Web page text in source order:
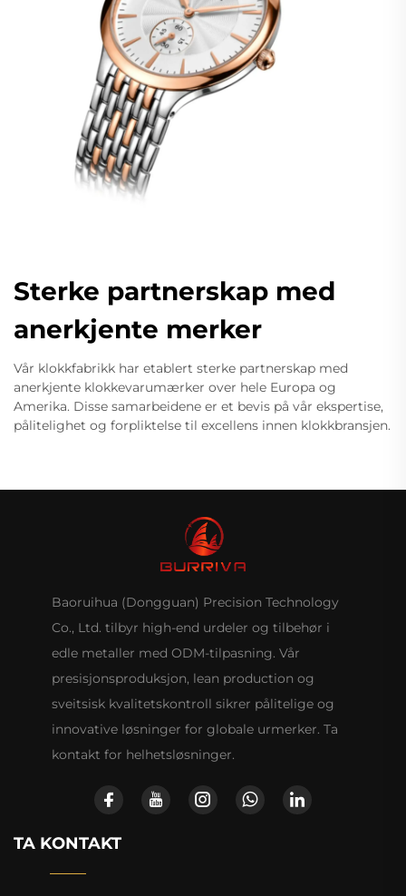
Sterke partnerskap med
anerkjente merker
Vår klokkfabrikk har etablert sterke partnerskap med
anerkjente klokkevarumærker over hele Europa og
Amerika. Disse samarbeidene er et bevis på vår ekspertise,
pålitelighet og forpliktelse til excellens innen klokkbransjen.
Baoruihua (Dongguan) Precision Technology
Co., Ltd. tilbyr high-end urdeler og tilbehør i
edle metaller med ODM-tilpasning. Vår
presisjonsproduksjon, lean production og
sveitsisk kvalitetskontroll sikrer pålitelige og
innovative løsninger for globale urmerker. Ta
kontakt for helhetsløsninger.
TA KONTAKT